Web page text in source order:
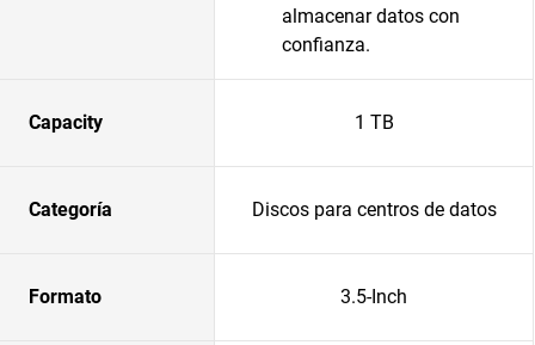
almacenar datos con
confianza.
Capacity 1 TB
Categoría Discos para centros de datos
Formato 3.5-Inch